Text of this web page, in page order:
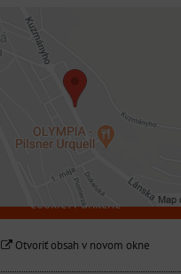
obsah je blokovaný Voľbami
súkromia
si načítať externý obsah?
Povoliť tentokrát
a zapamätať - súhlas s druhom
cookie: Funkčné
Otvoriť obsah v novom okne